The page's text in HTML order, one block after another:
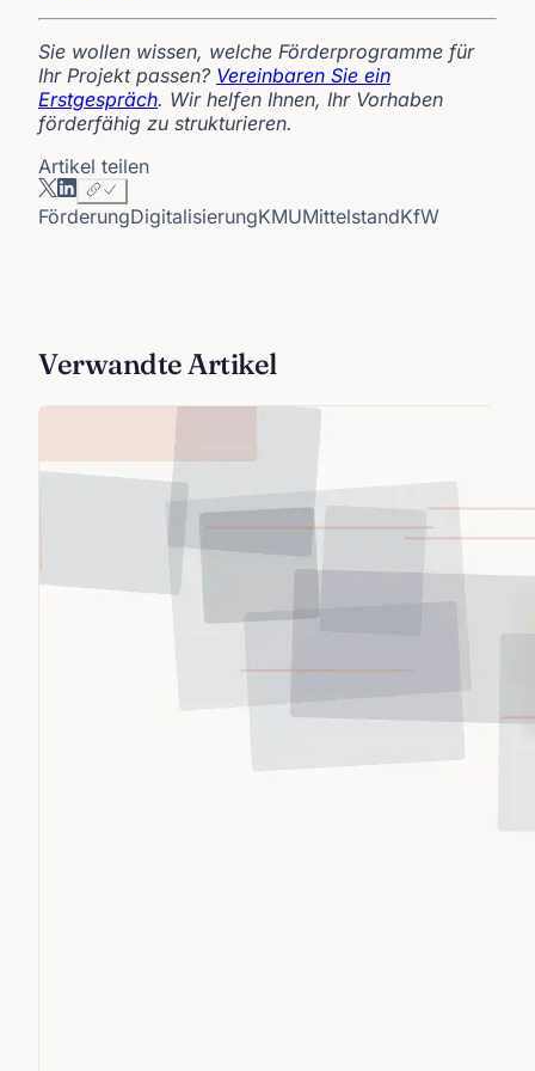
Sie wollen wissen, welche Förderprogramme für
Ihr Projekt passen? Vereinbaren Sie ein
Erstgespräch. Wir helfen Ihnen, Ihr Vorhaben
förderfähig zu strukturieren.
Artikel teilen
FörderungDigitalisierungKMUMittelstandKfW
Verwandte Artikel